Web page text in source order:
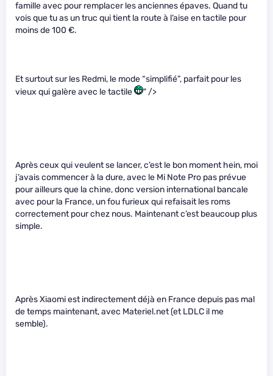
famille avec pour remplacer les anciennes épaves. Quand tu
vois que tu as un truc qui tient la route à l’aise en tactile pour
moins de 100 €.
Et surtout sur les Redmi, le mode “simplifié”, parfait pour les
vieux qui galère avec le tactile
" />
Après ceux qui veulent se lancer, c’est le bon moment hein, moi
j’avais commencer à la dure, avec le Mi Note Pro pas prévue
pour ailleurs que la chine, donc version international bancale
avec pour la France, un fou furieux qui refaisait les roms
correctement pour chez nous. Maintenant c’est beaucoup plus
simple.
Après Xiaomi est indirectement déjà en France depuis pas mal
de temps maintenant, avec Materiel.net (et LDLC il me
semble).